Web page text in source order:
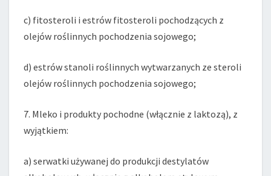
c) fitosteroli i estrów fitosteroli pochodzących z
olejów roślinnych pochodzenia sojowego;
d) estrów stanoli roślinnych wytwarzanych ze steroli
olejów roślinnych pochodzenia sojowego;
7. Mleko i produkty pochodne (włącznie z laktozą), z
wyjątkiem:
a) serwatki używanej do produkcji destylatów